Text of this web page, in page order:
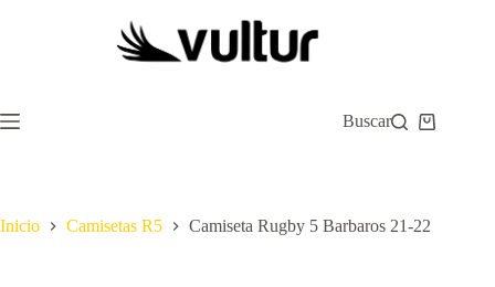
Buscar
Carro
Inicio Camisetas R5 Camiseta Rugby 5 Barbaros 21-22